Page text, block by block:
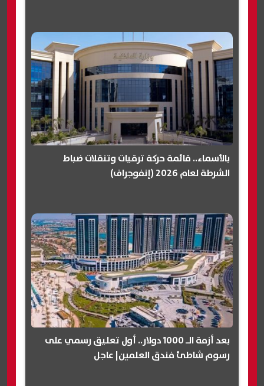
بالأسماء.. قائمة حركة ترقيات وتنقلات ضباط
الشرطة لعام 2026 (إنفوجراف)
بعد أزمة الـ 1000 دولار.. أول تعليق رسمي على
رسوم شاطئ فندق العلمين| عاجل